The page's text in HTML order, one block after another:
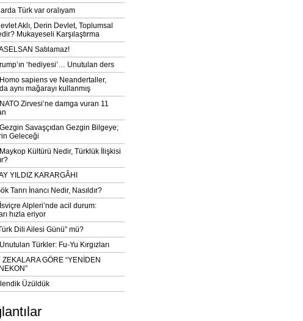
Türk var oralıyam
Aklı, Derin Devlet, Toplumsal
Mukayeseli Karşılaştırma
Satılamaz!
‘hediyesi’… Unutulan ders
sapiens ve Neandertaller,
aynı mağarayı kullanmış
Zirvesi’ne damga vuran 11
Savaşçıdan Gezgin Bilgeye;
Geleceği
Kültürü Nedir, Türklük İlişkisi
YILDIZ KARARGÂHI
Tanrı İnancı Nedir, Nasıldır?
Alpleri’nde acil durum:
hızla eriyor
Dili Ailesi Günü” mü?
Türkler: Fu-Yu Kırgızları
ZEKALARA GÖRE “YENİDEN
Üzüldük